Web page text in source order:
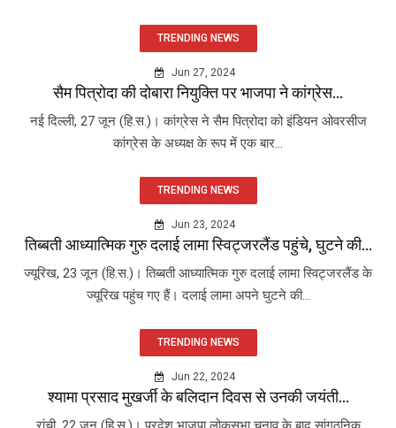
TRENDING NEWS
Jun 27, 2024
सैम पित्रोदा की दोबारा नियुक्ति पर भाजपा ने कांग्रेस...
नई दिल्ली, 27 जून (हि.स.)। कांग्रेस ने सैम पित्रोदा को इंडियन ओवरसीज
कांग्रेस के अध्यक्ष के रूप में एक बार...
TRENDING NEWS
Jun 23, 2024
तिब्बती आध्यात्मिक गुरु दलाई लामा स्विट्जरलैंड पहुंचे, घुटने की...
ज्यूरिख, 23 जून (हि.स.)। तिब्बती आध्यात्मिक गुरु दलाई लामा स्विट्जरलैंड के
ज्यूरिख पहुंच गए हैं। दलाई लामा अपने घुटने की...
TRENDING NEWS
Jun 22, 2024
श्यामा प्रसाद मुखर्जी के बलिदान दिवस से उनकी जयंती...